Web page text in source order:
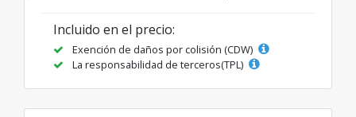
Incluido en el precio:
Exención de daños por colisión (CDW)
La responsabilidad de terceros(TPL)